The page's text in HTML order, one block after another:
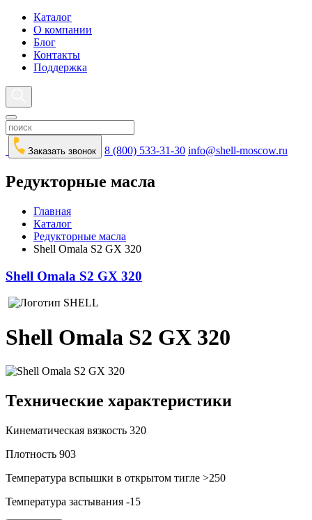
Каталог
О компании
Блог
Контакты
Поддержка
Заказать звонок 8 (800) 533-31-30 info@shell-moscow.ru
Редукторные масла
Главная
Каталог
Редукторные масла
Shell Omala S2 GX 320
Shell Omala S2 GX 320
Shell Omala S2 GX 320
Технические характеристики
Кинематическая вязкость 320
Плотность 903
Температура вспышки в открытом тигле >250
Температура застывания -15